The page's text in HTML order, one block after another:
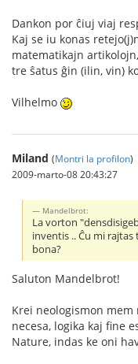
Dankon por ĉiuj viaj
Kaj se iu konas
matematikajn
tre ŝatus ĝin (ilin, vin)
Vilhelmo
Miland (Montri la profilon)
2009-marto-08 20:43:27
Mandelbrot:
La vorton
inventis .. Ĉu mi
bona?
Saluton Mandelbrot!
Krei neologismon mem
necesa, logika kaj fine
Nature, indas ke oni